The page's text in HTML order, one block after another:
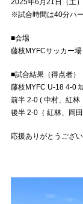
2025年6月21日（土
※試合時間は40分ハ
■会場
藤枝MYFCサッカー場
■試合結果（得点者）
藤枝MYFC U-18 4-0
前半 2-0 ( 中村、紅林
後半 2-0（ 紅林、岡田
応援ありがとうござい